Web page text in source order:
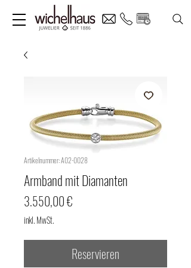
Artikelnummer: A02-0028
Armband mit Diamanten
3.550,00 €
inkl. MwSt.
Reservieren